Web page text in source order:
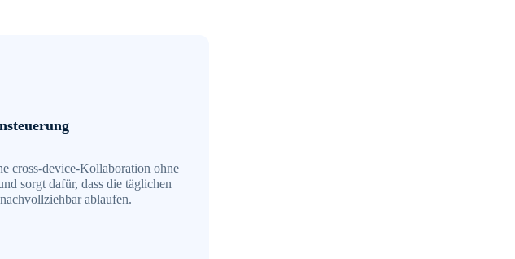
cross-device-Kollaboration ohne
sorgt dafür, dass die täglichen
ablaufen.